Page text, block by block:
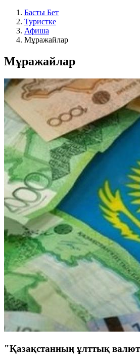
Басты Бет
Туристке
Афиша
Мұражайлар
Мұражайлар
"Қазақстанның ұлттық